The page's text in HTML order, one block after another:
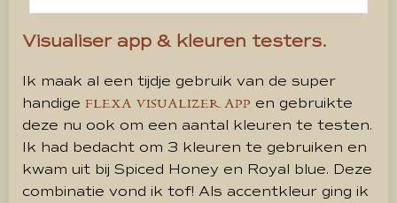
Visualiser app & kleuren testers.
Ik maak al een tijdje gebruik van de super
handige FLEXA VISUALIZER APP en gebruikte
deze nu ook om een aantal kleuren te testen.
Ik had bedacht om 3 kleuren te gebruiken en
kwam uit bij Spiced Honey en Royal blue. Deze
combinatie vond ik tof! Als accentkleur ging ik